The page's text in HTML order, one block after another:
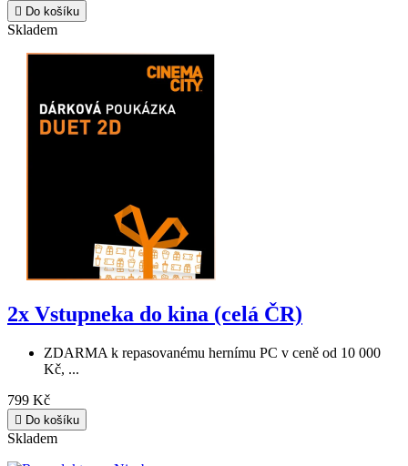
 Do košíku
Skladem
2x Vstupneka do kina (celá ČR)
ZDARMA k repasovanému hernímu PC v ceně od 10 000
Kč, ...
799 Kč
 Do košíku
Skladem